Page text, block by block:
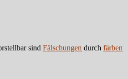
sind Fälschungen durch färben